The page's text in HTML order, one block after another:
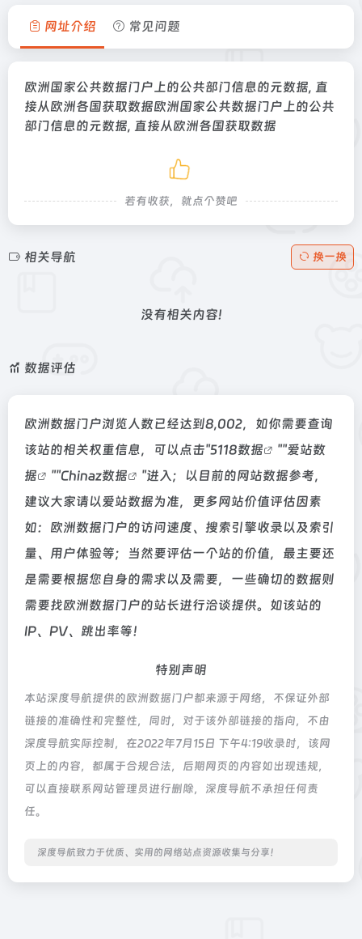
网址介绍 常见问题
欧洲国家公共数据门户上的公共部门信息的元数据, 直
接从欧洲各国获取数据欧洲国家公共数据门户上的公共
部门信息的元数据, 直接从欧洲各国获取数据
若有收获，就点个赞吧
相关导航 换一换
没有相关内容!
数据评估
欧洲数据门户浏览人数已经达到8,002，如你需要查询
该站的相关权重信息，可以点击"5118数据 ""爱站数
据
""Chinaz数据
"进入；以目前的网站数据参考，
建议大家请以爱站数据为准，更多网站价值评估因素
如：欧洲数据门户的访问速度、搜索引擎收录以及索引
量、用户体验等；当然要评估一个站的价值，最主要还
是需要根据您自身的需求以及需要，一些确切的数据则
需要找欧洲数据门户的站长进行洽谈提供。如该站的
IP、PV、跳出率等！
特别声明
本站深度导航提供的欧洲数据门户都来源于网络，不保证外部
链接的准确性和完整性，同时，对于该外部链接的指向，不由
深度导航实际控制，在2022年7月15日 下午4:19收录时，该网
页上的内容，都属于合规合法，后期网页的内容如出现违规，
可以直接联系网站管理员进行删除，深度导航不承担任何责
任。
深度导航致力于优质、实用的网络站点资源收集与分享！